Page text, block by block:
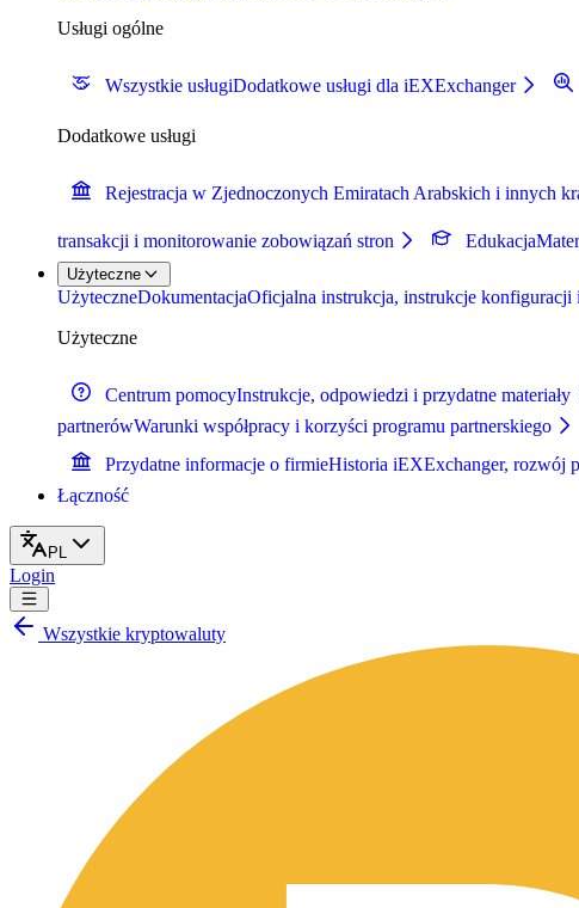
Usługi ogólne
Wszystkie usługiDodatkowe usługi dla iEXExchanger
Dodatkowe usługi
Rejestracja w Zjednoczonych Emiratach Arabskich i innych
transakcji i monitorowanie zobowiązań stron Edukacja
Użyteczne
UżyteczneDokumentacjaOficjalna instrukcja, instrukcje konfiguracji
Użyteczne
Centrum pomocyInstrukcje, odpowiedzi i przydatne materiały
partnerówWarunki współpracy i korzyści programu partnerskiego
Przydatne informacje o firmieHistoria iEXExchanger, rozwój
Łączność
PL
Login
Wszystkie kryptowaluty